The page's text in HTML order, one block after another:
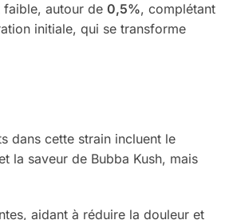
faible, autour de 0,5%, complétant
initiale, qui se transforme
dans cette strain incluent le
la saveur de Bubba Kush, mais
aidant à réduire la douleur et